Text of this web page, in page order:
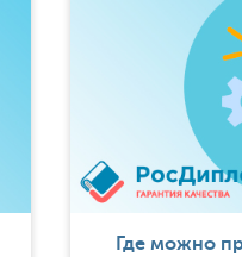
Где можно